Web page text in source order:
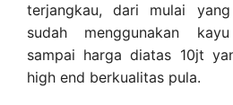
terjangkau, dari mulai
sudah menggunakan
sampai harga diatas 10jt
high end berkualitas pula.